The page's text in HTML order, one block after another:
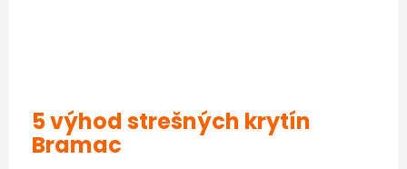
5 výhod strešných krytín
Bramac